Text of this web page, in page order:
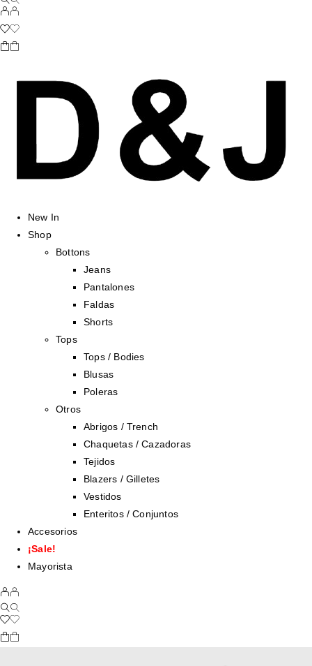
New In
Shop
Bottons
Jeans
Pantalones
Faldas
Shorts
Tops
Tops / Bodies
Blusas
Poleras
Otros
Abrigos / Trench
Chaquetas / Cazadoras
Tejidos
Blazers / Gilletes
Vestidos
Enteritos / Conjuntos
Accesorios
¡Sale!
Mayorista